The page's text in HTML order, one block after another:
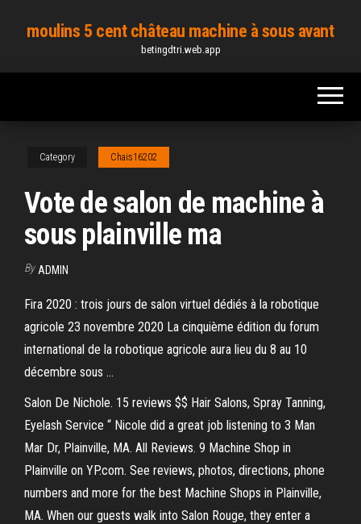
content
moulins 5 cent château machine à sous avant
betingdtri.web.app
Category Chais16202
Vote de salon de machine à
sous plainville ma
By ADMIN
Fira 2020 : trois jours de salon virtuel dédiés à la robotique
agricole 23 novembre 2020 La cinquième édition du forum
international de la robotique agricole aura lieu du 8 au 10
décembre sous …
Salon De Nichole. 15 reviews $$ Hair Salons, Spray Tanning,
Eyelash Service “ Nicole did a great job listening to 3 Man
Mar Dr, Plainville, MA. All Reviews. 9 Machine Shop in
Plainville on YP.com. See reviews, photos, directions, phone
numbers and more for the best Machine Shops in Plainville,
MA. When our guests walk into Salon Rouge, they enter a